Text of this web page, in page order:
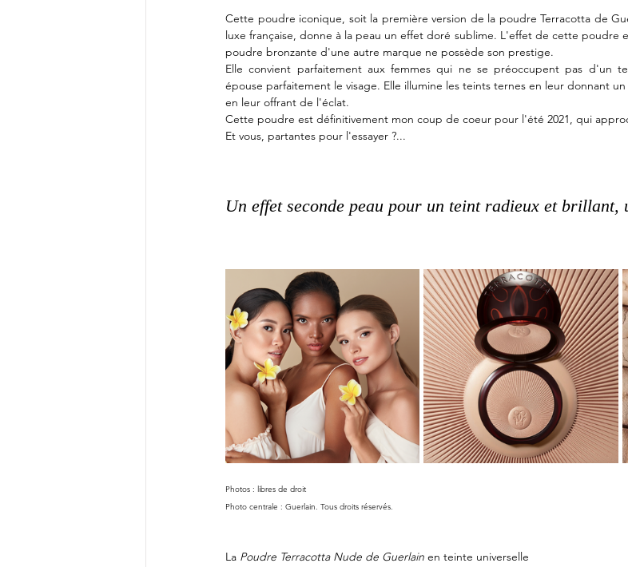
Cette poudre iconique, soit la première version de la poudre Terracotta de
luxe française, donne à la peau un effet doré sublime. L'effet de cette poudre
poudre bronzante d'une autre marque ne possède son prestige.
Elle convient parfaitement aux femmes qui ne se préoccupent pas d'un
épouse parfaitement le visage. Elle illumine les teints ternes en leur donnant
en leur offrant de l'éclat.
Cette poudre est définitivement mon coup de coeur pour l'été 2021, qui
Et vous, partantes pour l'essayer ?...
Un effet seconde peau pour un teint radieux et brillant,
Photos : libres de droit
Photo centrale : Guerlain. Tous droits réservés.
La Poudre Terracotta Nude de Guerlain en teinte universelle